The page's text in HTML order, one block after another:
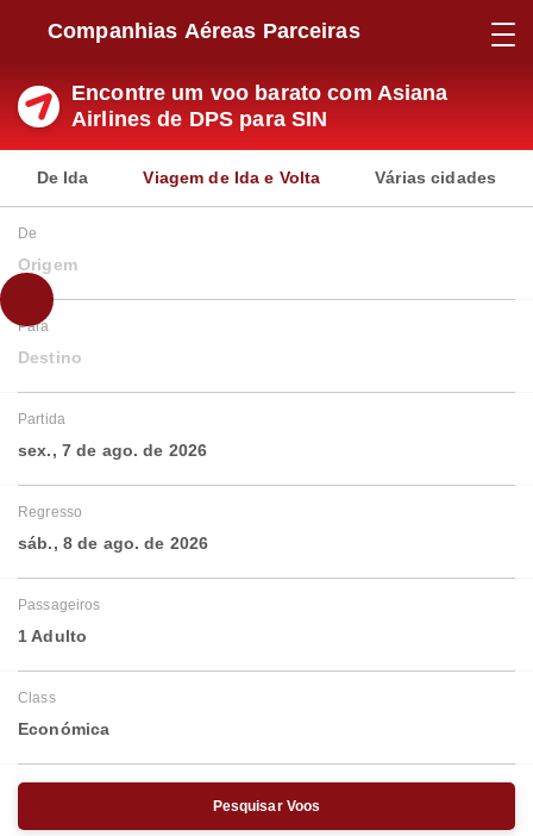
Companhias Aéreas Parceiras
Encontre um voo barato com Asiana
Airlines de DPS para SIN
De Ida Viagem de Ida e Volta Várias cidades
De
Origem
Para
Destino
Partida
sex., 7 de ago. de 2026
Regresso
sáb., 8 de ago. de 2026
Passageiros
1 Adulto
Class
Económica
Pesquisar Voos